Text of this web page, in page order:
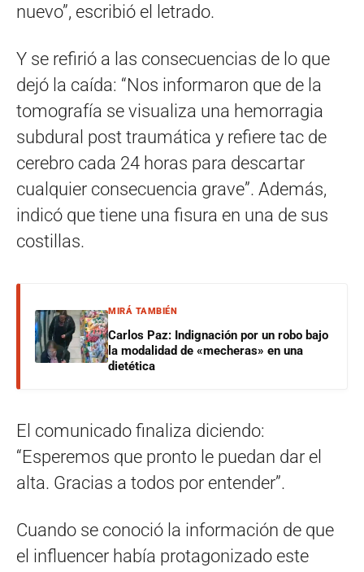
nuevo”, escribió el letrado.
Y se refirió a las consecuencias de lo que
dejó la caída: “Nos informaron que de la
tomografía se visualiza una hemorragia
subdural post traumática y refiere tac de
cerebro cada 24 horas para descartar
cualquier consecuencia grave”. Además,
indicó que tiene una fisura en una de sus
costillas.
MIRÁ TAMBIÉN
Carlos Paz: Indignación por un robo bajo
la modalidad de «mecheras» en una
dietética
El comunicado finaliza diciendo:
“Esperemos que pronto le puedan dar el
alta. Gracias a todos por entender”.
Cuando se conoció la información de que
el influencer había protagonizado este